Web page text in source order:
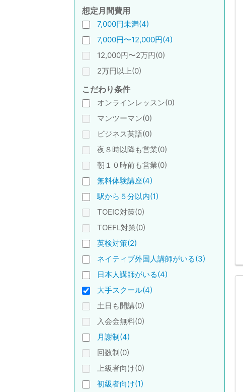
想定月間費用
7,000円未満(4)
7,000円〜12,000円(4)
12,000円〜2万円(0)
2万円以上(0)
こだわり条件
オンラインレッスン(0)
マンツーマン(0)
ビジネス英語(0)
夜８時以降も営業(0)
朝１０時前も営業(0)
無料体験講座(4)
駅から５分以内(1)
TOEIC対策(0)
TOEFL対策(0)
英検対策(2)
ネイティブ外国人講師がいる(3)
日本人講師がいる(4)
大手スクール(4)
土日も開講(0)
入会金無料(0)
月謝制(4)
回数制(0)
上級者向け(0)
初級者向け(1)